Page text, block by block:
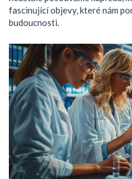
fascinující objevy, které nám
budoucnosti.